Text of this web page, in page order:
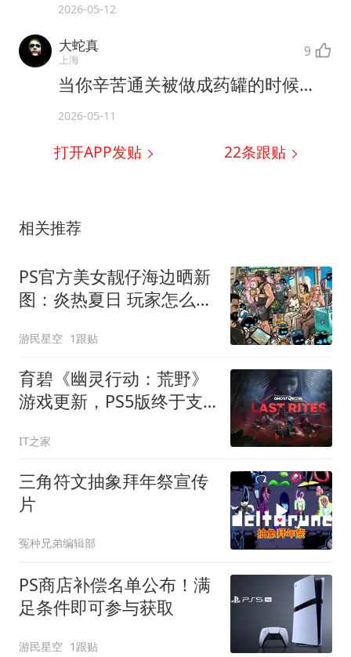
2026-05-12
大蛇真
上海 9
当你辛苦通关被做成药罐的时候…
2026-05-11
打开APP发贴 22条跟贴
相关推荐
PS官方美女靓仔海边晒新
图：炎热夏日 玩家怎么
游民星空 1跟贴
育碧《幽灵行动：荒野》
游戏更新，PS5版终于支
IT之家
三角符文抽象拜年祭宣传
片
冤种兄弟编辑部
PS商店补偿名单公布！满
足条件即可参与获取
游民星空 1跟贴